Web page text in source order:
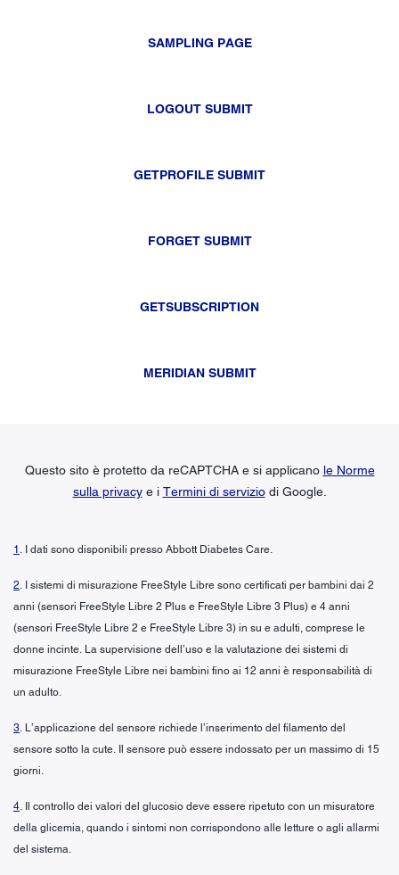
SAMPLING PAGE
LOGOUT SUBMIT
GETPROFILE SUBMIT
FORGET SUBMIT
GETSUBSCRIPTION
MERIDIAN SUBMIT
Questo sito è protetto da reCAPTCHA e si applicano le Norme
sulla privacye i Termini di serviziodi Google.
1 . I dati sono disponibili presso Abbott Diabetes Care.
2. I sistemi di misurazione FreeStyle Libre sono certificati per bambini dai 2
anni (sensori FreeStyle Libre 2 Plus e FreeStyle Libre 3 Plus) e 4 anni
(sensori FreeStyle Libre 2 e FreeStyle Libre 3) in su e adulti, comprese le
donne incinte. La supervisione dell’uso e la valutazione dei sistemi di
misurazione FreeStyle Libre nei bambini fino ai 12 anni è responsabilità di
un adulto.
3. L’applicazione del sensore richiede l’inserimento del filamento del
sensore sotto la cute. Il sensore può essere indossato per un massimo di 15
giorni.
4. Il controllo dei valori del glucosio deve essere ripetuto con un misuratore
della glicemia, quando i sintomi non corrispondono alle letture o agli allarmi
del sistema.